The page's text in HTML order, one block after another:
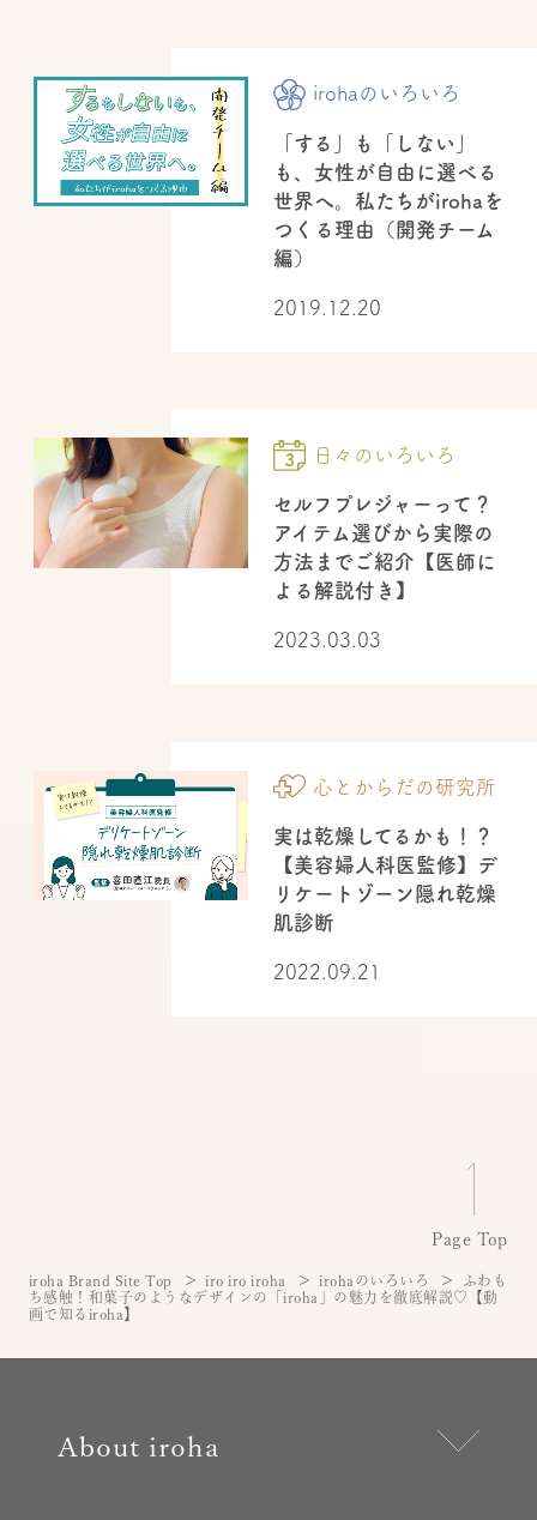
irohaのいろいろ
「する」も「しない」
も、女性が自由に選べる
世界へ。私たちがirohaを
つくる理由（開発チーム
編）
2019.12.20
日々のいろいろ
セルフプレジャーって？
アイテム選びから実際の
方法までご紹介【医師に
よる解説付き】
2023.03.03
心とからだの研究所
実は乾燥してるかも！？
【美容婦人科医監修】デ
リケートゾーン隠れ乾燥
肌診断
2022.09.21
Page Top
iroha Brand Site Top iro iro iroha irohaのいろいろ
ふわも
ち感触！和菓子のようなデザインの「iroha」の魅力を徹底解説♡【動
画で知るiroha】
About iroha